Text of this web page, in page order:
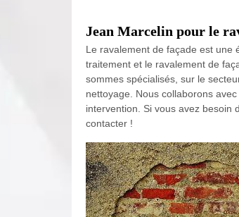
Jean Marcelin pour le
Le ravalement de façade est une
traitement et le ravalement de
sommes spécialisés, sur le
nettoyage. Nous collaborons
intervention. Si vous avez besoin
contacter !